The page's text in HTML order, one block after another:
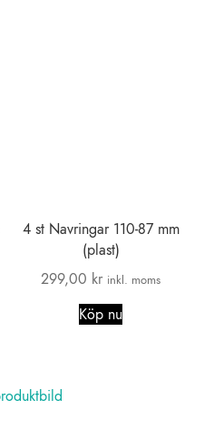
4 st Navringar 110-87 mm
(plast)
299,00 kr inkl. moms
Köp nu